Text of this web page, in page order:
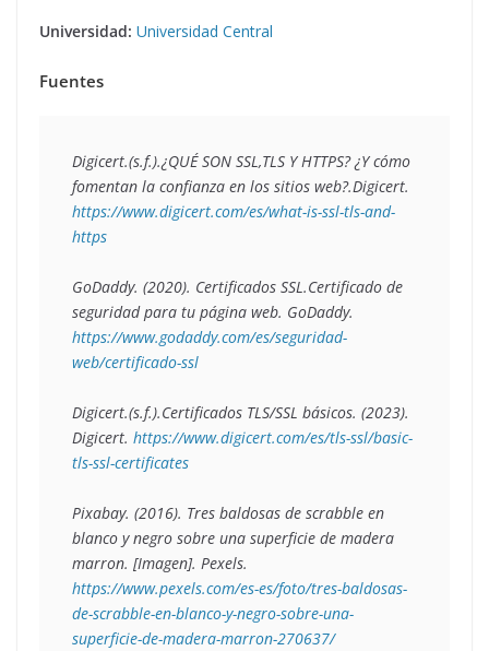
Universidad: Universidad Central
Fuentes
Digicert.(s.f.).¿QUÉ SON SSL,TLS Y HTTPS? ¿Y cómo
fomentan la confianza en los sitios web?
https://www.digicert.com/es/what-is-ssl-tls-and-
GoDaddy. (2020). Certificados SSL.Certificado de
seguridad para tu página web
https://www.godaddy.com/es/seguridad-
web/certificado-ssl
Digicert.(s.f.).Certificados TLS/SSL básicos. (2023).
Digicert. https://www.digicert.com/es/tls-ssl/basic-
tls-ssl-certificates
Pixabay. (2016). Tres baldosas de scrabble en
blanco y negro sobre una superficie de madera
marron
https://www.pexels.com/es-es/foto/tres-baldosas-
de-scrabble-en-blanco-y-negro-sobre-una-
superficie-de-madera-marron-270637/